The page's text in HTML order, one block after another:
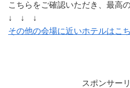
こちらをご確認いただき、最高
↓ ↓ ↓
その他の会場に近いホテルはこ
スポンサー